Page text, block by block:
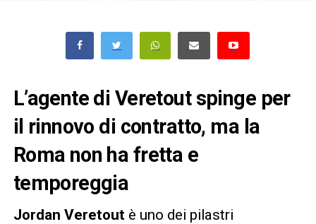
L’agente di Veretout spinge per
il rinnovo di contratto, ma la
Roma non ha fretta e
temporeggia
Jordan Veretout è uno dei pilastri